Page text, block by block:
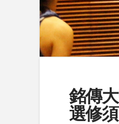
銘傳
選修